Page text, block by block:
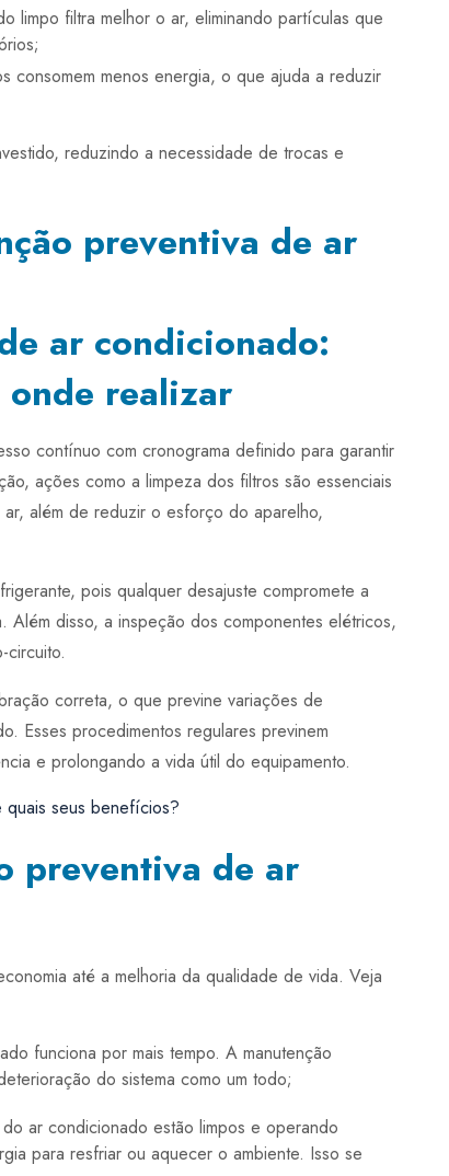
limpo filtra melhor o ar, eliminando partículas que
consomem menos energia, o que ajuda a reduzir
reduzindo a necessidade de trocas e
preventiva de ar
contínuo com cronograma definido para garantir
ações como a limpeza dos filtros são essenciais
além de reduzir o esforço do aparelho,
pois qualquer desajuste compromete a
disso, a inspeção dos componentes elétricos,
correta, o que previne variações de
Esses procedimentos regulares previnem
e prolongando a vida útil do equipamento.
quais seus benefícios?
preventiva de ar
até a melhoria da qualidade de vida. Veja
funciona por mais tempo. A manutenção
do sistema como um todo;
ar condicionado estão limpos e operando
para resfriar ou aquecer o ambiente. Isso se